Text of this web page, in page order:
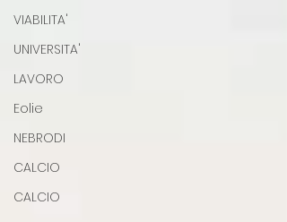
VIABILITA'
UNIVERSITA'
LAVORO
Eolie
NEBRODI
CALCIO
CALCIO